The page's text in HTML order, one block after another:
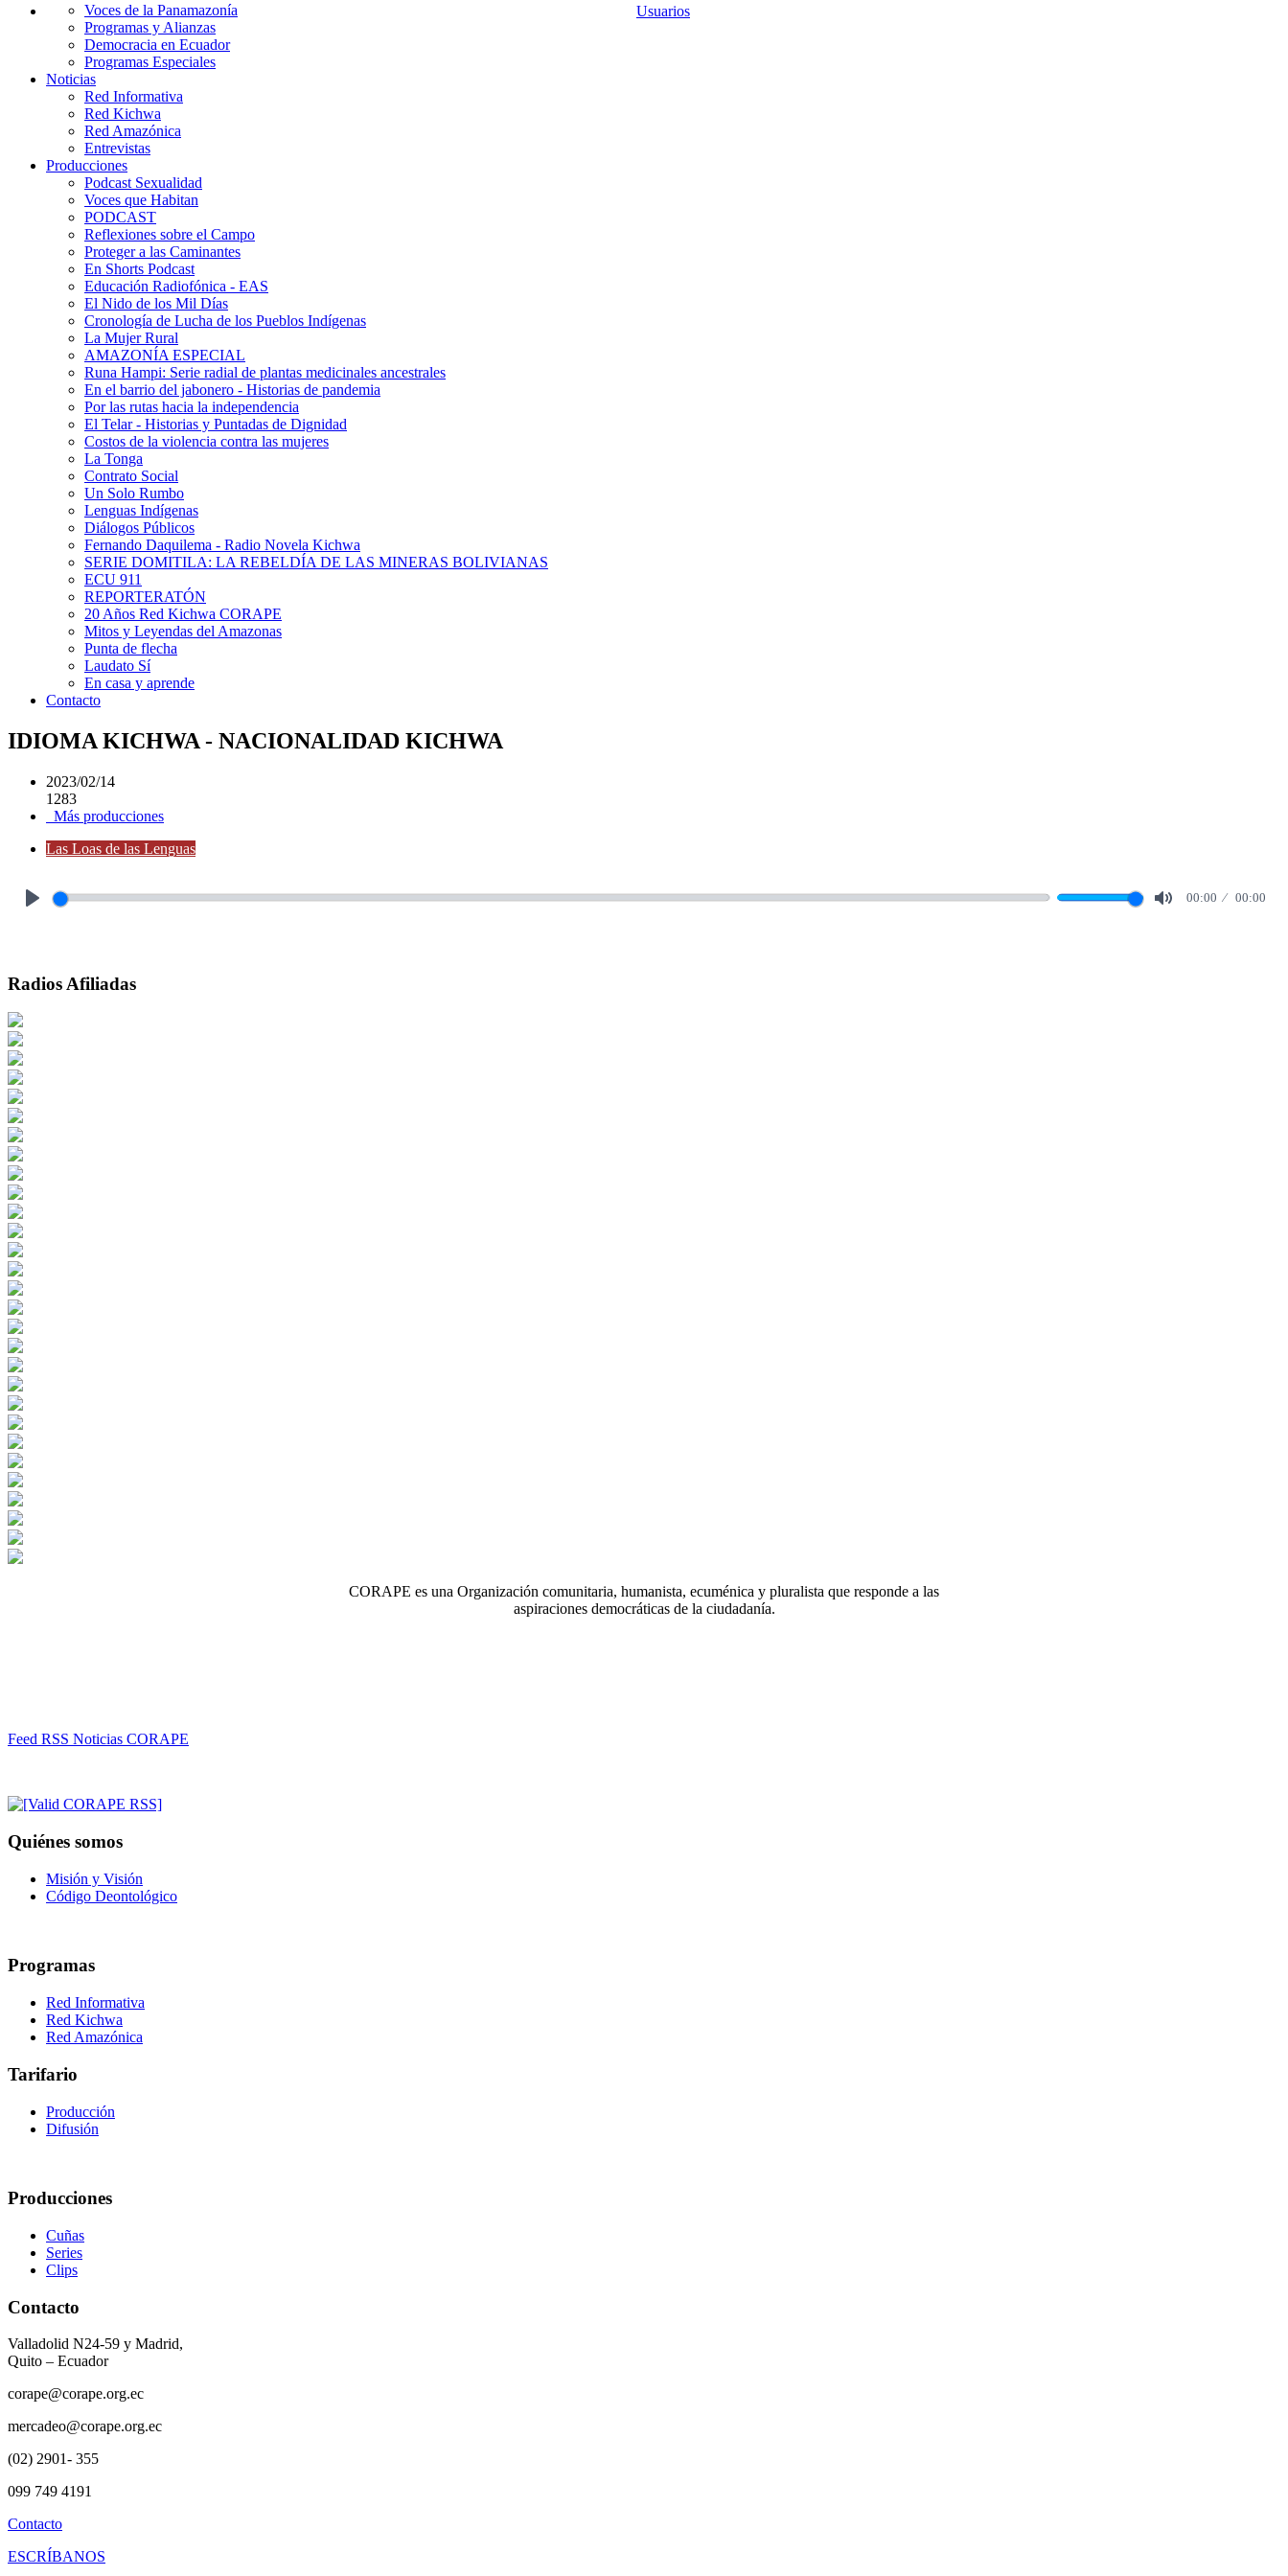
Usuarios
Voces de la Panamazonía
Programas y Alianzas
Democracia en Ecuador
Programas Especiales
Noticias
Red Informativa
Red Kichwa
Red Amazónica
Entrevistas
Producciones
Podcast Sexualidad
Voces que Habitan
PODCAST
Reflexiones sobre el Campo
Proteger a las Caminantes
En Shorts Podcast
Educación Radiofónica - EAS
El Nido de los Mil Días
Cronología de Lucha de los Pueblos Indígenas
La Mujer Rural
AMAZONÍA ESPECIAL
Runa Hampi: Serie radial de plantas medicinales ancestrales
En el barrio del jabonero - Historias de pandemia
Por las rutas hacia la independencia
El Telar - Historias y Puntadas de Dignidad
Costos de la violencia contra las mujeres
La Tonga
Contrato Social
Un Solo Rumbo
Lenguas Indígenas
Diálogos Públicos
Fernando Daquilema - Radio Novela Kichwa
SERIE DOMITILA: LA REBELDÍA DE LAS MINERAS BOLIVIANAS
ECU 911
REPORTERATÓN
20 Años Red Kichwa CORAPE
Mitos y Leyendas del Amazonas
Punta de flecha
Laudato Sí
En casa y aprende
Contacto
IDIOMA KICHWA - NACIONALIDAD KICHWA
2023/02/14
1283
Más producciones
Las Loas de las Lenguas
00:00 00:00
Radios Afiliadas
CORAPE es una Organización comunitaria, humanista, ecuménica y pluralista que responde a las
aspiraciones democráticas de la ciudadanía.
Feed RSS Noticias CORAPE
Quiénes somos
Misión y Visión
Código Deontológico
Programas
Red Informativa
Red Kichwa
Red Amazónica
Tarifario
Producción
Difusión
Producciones
Cuñas
Series
Clips
Contacto
Valladolid N24-59 y Madrid,
Quito – Ecuador
corape@corape.org.ec
mercadeo@corape.org.ec
(02) 2901- 355
099 749 4191
Contacto
ESCRÍBANOS